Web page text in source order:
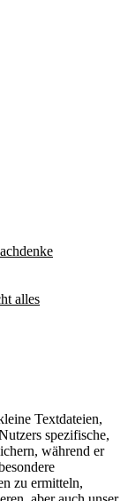
alles
Textdateien,
spezifische,
während er
zu ermitteln,